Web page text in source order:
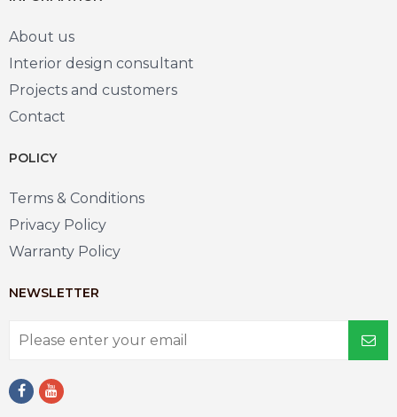
About us
Interior design consultant
Projects and customers
Contact
POLICY
Terms & Conditions
Privacy Policy
Warranty Policy
NEWSLETTER